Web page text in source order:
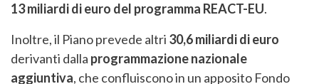
13 miliardi di euro del programma REACT-EU.
Inoltre, il Piano prevede altri 30,6 miliardi di euro
derivanti dalla programmazione nazionale
aggiuntiva, che confluiscono in un apposito Fondo